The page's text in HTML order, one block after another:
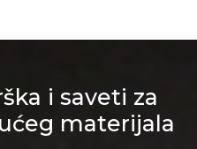
i saveti za
materijala